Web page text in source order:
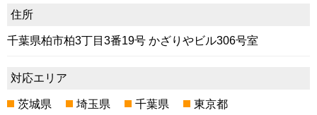
住所
千葉県柏市柏3丁目3番19号 かざりやビル306号室
対応エリア
茨城県 埼玉県 千葉県 東京都